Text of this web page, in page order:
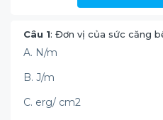
Câu 1: Đơn vị của sức căng
A. N/m
B. J/m
C. erg/ cm2